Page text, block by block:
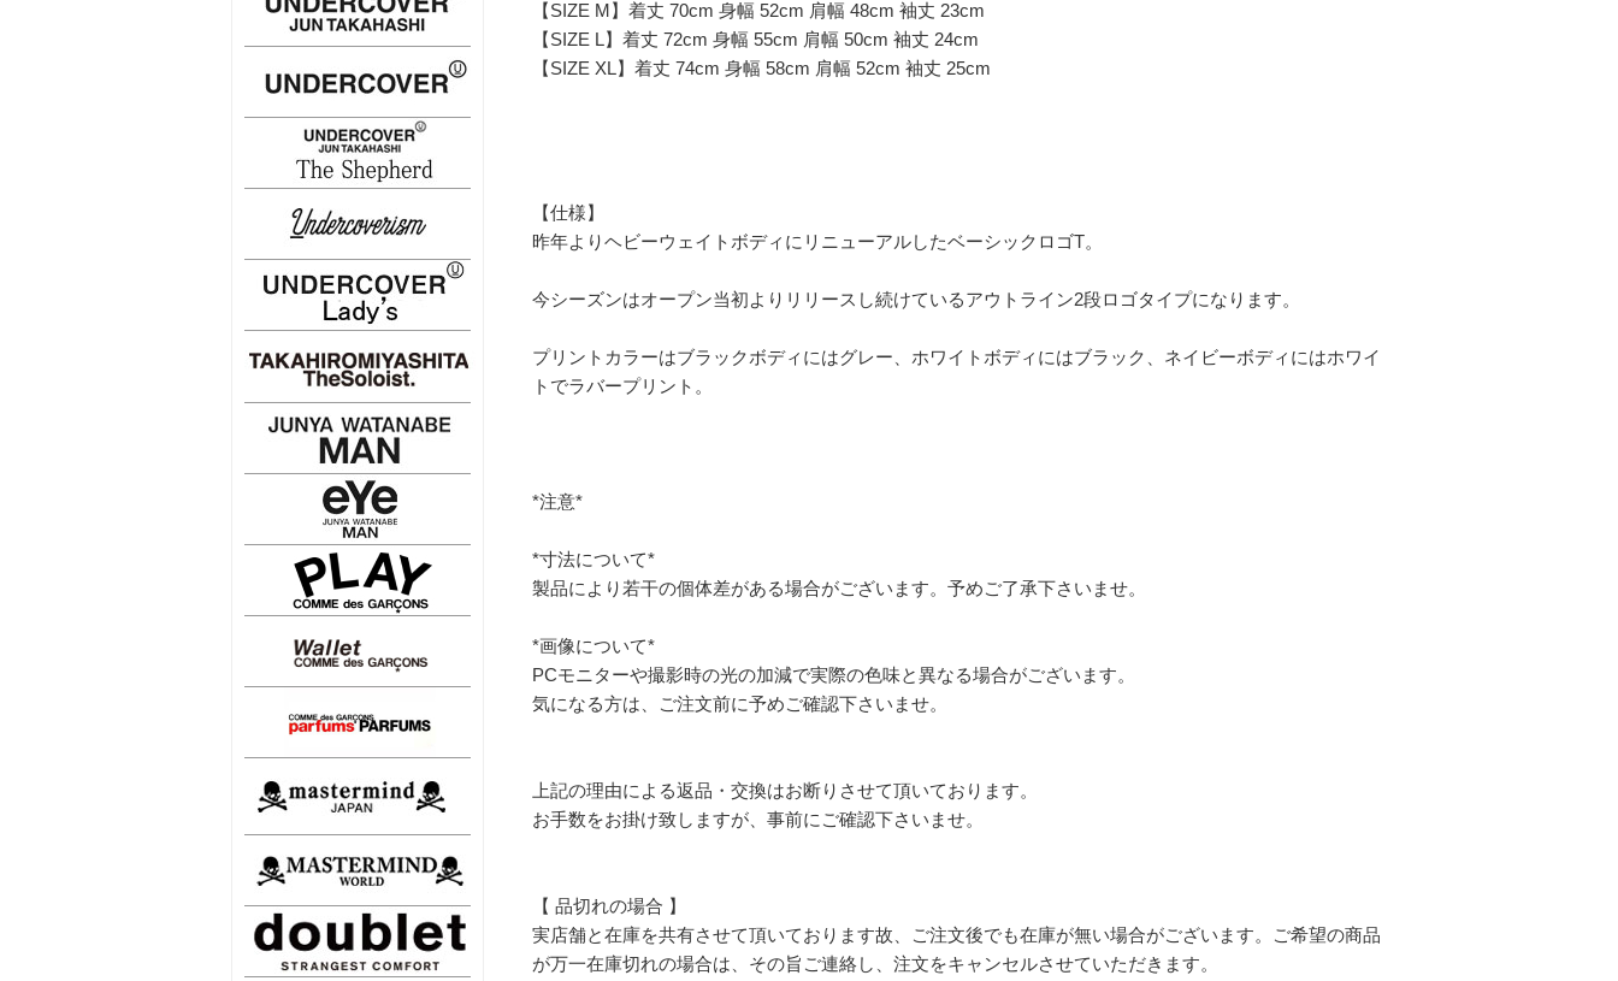
【SIZE M】着丈 70cm 身幅 52cm 肩幅 48cm 袖丈 23cm
【SIZE L】着丈 72cm 身幅 55cm 肩幅 50cm 袖丈 24cm
【SIZE XL】着丈 74cm 身幅 58cm 肩幅 52cm 袖丈 25cm
【仕様】
昨年よりヘビーウェイトボディにリニューアルしたベーシックロゴT。
今シーズンはオープン当初よりリリースし続けているアウトライン2段ロゴタイプになります。
プリントカラーはブラックボディにはグレー、ホワイトボディにはブラック、ネイビーボディにはホワイ
トでラバープリント。
*注意*
*寸法について*
製品により若干の個体差がある場合がございます。予めご了承下さいませ。
*画像について*
PCモニターや撮影時の光の加減で実際の色味と異なる場合がございます。
気になる方は、ご注文前に予めご確認下さいませ。
上記の理由による返品・交換はお断りさせて頂いております。
お手数をお掛け致しますが、事前にご確認下さいませ。
【 品切れの場合 】
実店舗と在庫を共有させて頂いております故、ご注文後でも在庫が無い場合がございます。ご希望の商品
が万一在庫切れの場合は、その旨ご連絡し、注文をキャンセルさせていただきます。